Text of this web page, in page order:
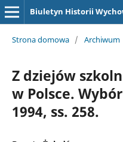
Biuletyn Historii
Strona domowa / Archiwum
Z dziejów
w Polsce.
1994, ss. 258.